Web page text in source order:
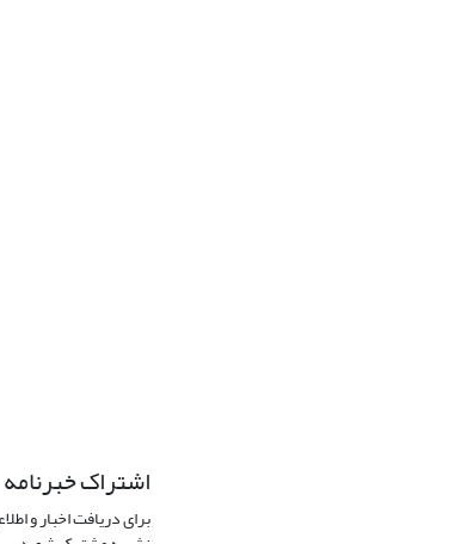
اشتراک خبرنامه
برای دریافت اخبار و